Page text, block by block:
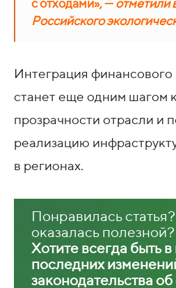
с отходами», — отметили
Российского
Интеграция финансового
станет еще одним шагом
прозрачности отрасли и
реализацию
в регионах.
Понравилась
оказалась полезной?
Хотите всегда быть в
последних
законодательства об